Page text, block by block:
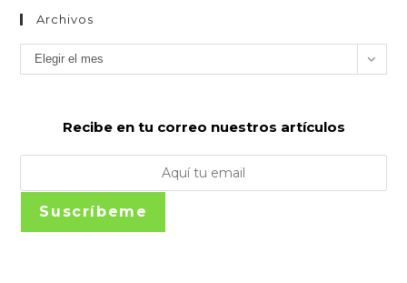
Archivos
Archivos
Elegir el mes
Recibe en tu correo nuestros artículos
Suscríbeme